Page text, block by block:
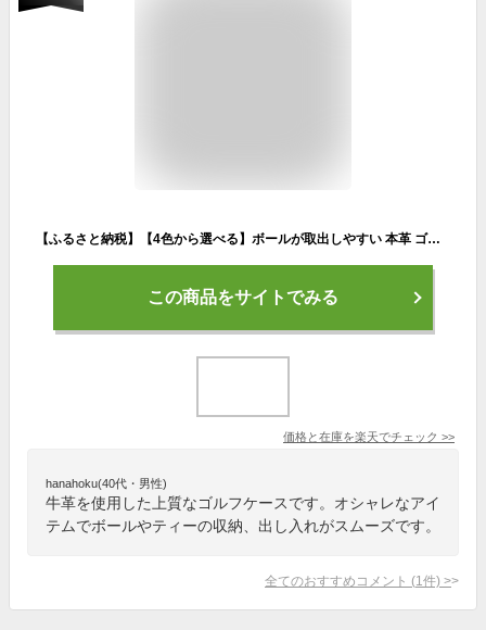
【ふるさと納税】【4色から選べる】ボールが取出しやすい 本革 ゴルフボールケース 父の日・退職祝い ゴルフ女子にも大人気 の 革製品【イニシャル名入れ対応】 [B-024005]
この商品をサイトでみる
価格と在庫を楽天でチェック >>
hanahoku(40代・男性)
牛革を使用した上質なゴルフケースです。オシャレなアイ
テムでボールやティーの収納、出し入れがスムーズです。
全てのおすすめコメント (1 件) >